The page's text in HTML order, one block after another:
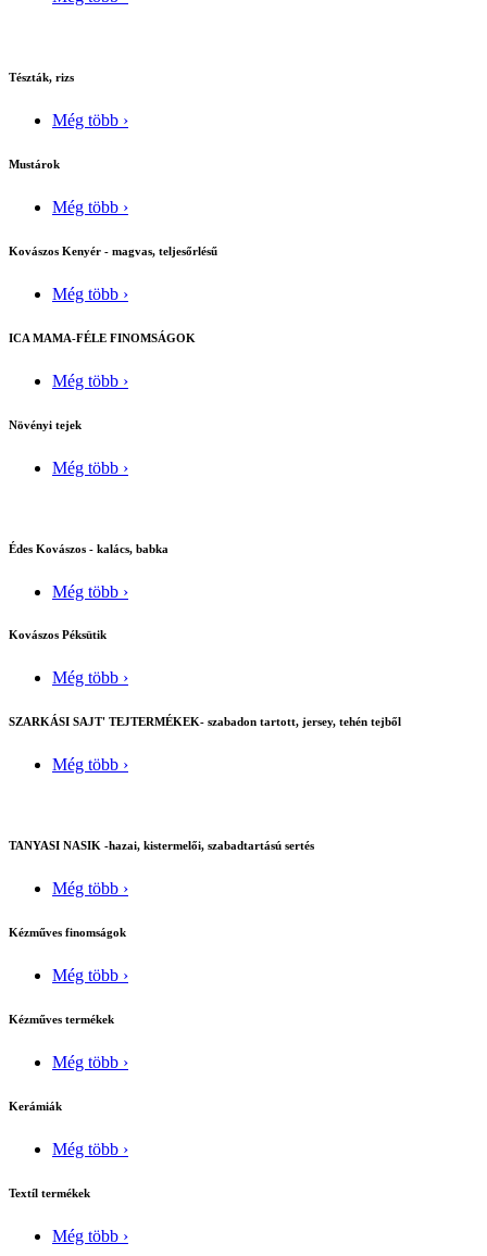
Tészták, rizs
Még több ›
Mustárok
Még több ›
Kovászos Kenyér - magvas, teljesőrlésű
Még több ›
ICA MAMA-FÉLE FINOMSÁGOK
Még több ›
Növényi tejek
Még több ›
Édes Kovászos - kalács, babka
Még több ›
Kovászos Péksütik
Még több ›
SZARKÁSI SAJT' TEJTERMÉKEK- szabadon tartott, jersey, tehén tejből
Még több ›
TANYASI NASIK -hazai, kistermelői, szabadtartású sertés
Még több ›
Kézműves finomságok
Még több ›
Kézműves termékek
Még több ›
Kerámiák
Még több ›
Textíl termékek
Még több ›